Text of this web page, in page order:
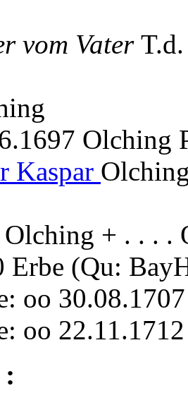
vom Vater
Olching
Kaspar
+ . . . .
Erbe (Qu:
oo
oo